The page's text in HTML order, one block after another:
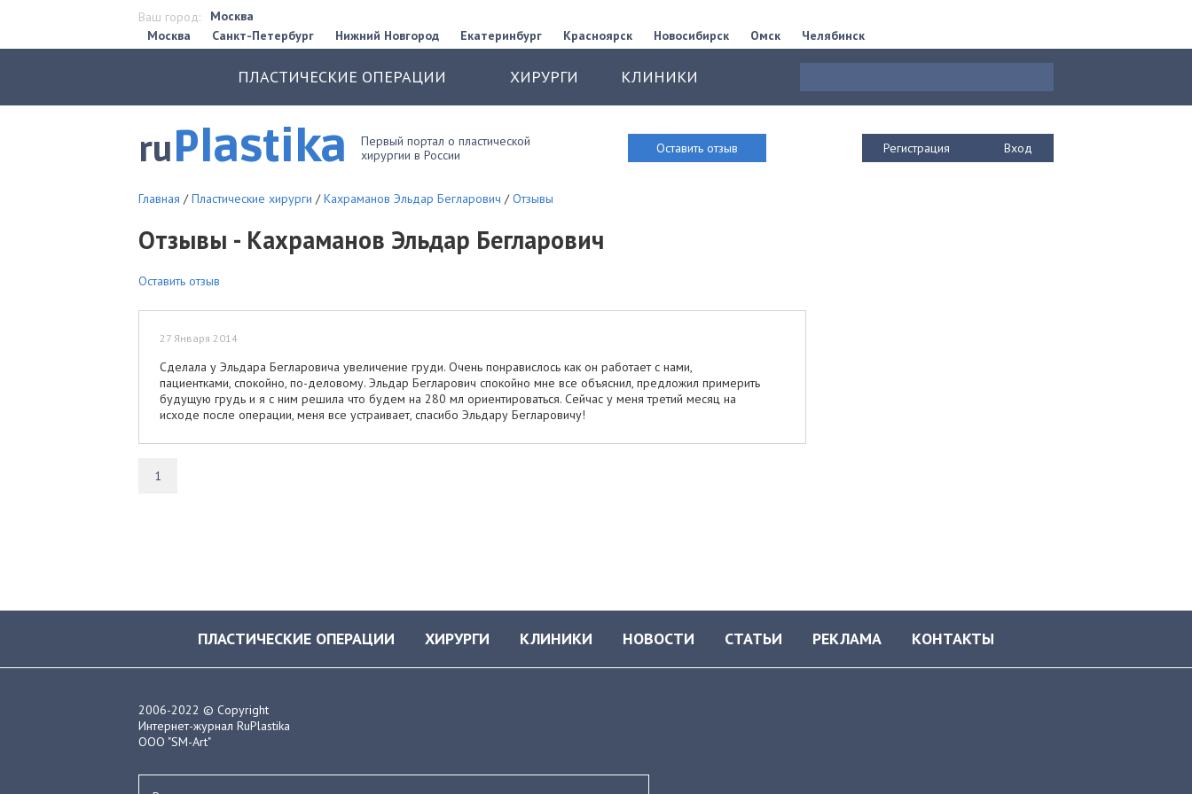
Ваш город:
Москва
Москва
Санкт-Петербург Нижний Новгород Екатеринбург Красноярск Новосибирск Омск Челябинск
ПЛАСТИЧЕСКИЕ ОПЕРАЦИИ ХИРУРГИ КЛИНИКИ
ruPlastika
Первый портал о пластической
хирургии в России
Оставить отзыв Регистрация Вход
Главная / Пластические хирурги / Кахраманов Эльдар Бегларович / Отзывы
Отзывы - Кахраманов Эльдар Бегларович
Оставить отзыв
27 Января 2014
Сделала у Эльдара Бегларовича увеличение груди. Очень понравислось как он работает с нами,
пациентками, спокойно, по-деловому. Эльдар Бегларович спокойно мне все объяснил, предложил примерить
будущую грудь и я с ним решила что будем на 280 мл ориентироваться. Сейчас у меня третий месяц на
исходе после операции, меня все устраивает, спасибо Эльдару Бегларовичу!
1
ПЛАСТИЧЕСКИЕ ОПЕРАЦИИ ХИРУРГИ КЛИНИКИ НОВОСТИ СТАТЬИ РЕКЛАМА КОНТАКТЫ
2006-2022 © Copyright
Интернет-журнал RuPlastika
ООО "SM-Art"